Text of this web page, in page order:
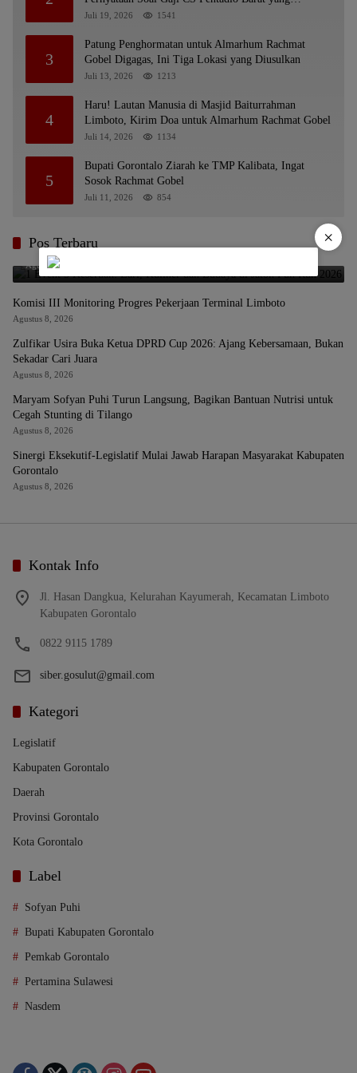
Nunggak
Juli 19, 2026 1541
3
Patung Penghormatan untuk Almarhum Rachmat
Gobel Digagas, Ini Tiga Lokasi yang Diusulkan
Juli 13, 2026 1213
4
Haru! Lautan Manusia di Masjid Baiturrahman
Limboto, Kirim Doa untuk Almarhum Rachmat Gobel
Juli 14, 2026 1134
5
Bupati Gorontalo Ziarah ke TMP Kalibata, Ingat
Sosok Rachmat Gobel
Juli 11, 2026 854
Pos Terbaru
1 Event 3 Keseruan: Lari, Kuliner dan Budaya di Jaton Fun Run
2026
Agustus 9, 2026
Komisi III Monitoring Progres Pekerjaan Terminal Limboto
Agustus 8, 2026
Zulfikar Usira Buka Ketua DPRD Cup 2026: Ajang Kebersamaan, Bukan
Sekadar Cari Juara
Agustus 8, 2026
Maryam Sofyan Puhi Turun Langsung, Bagikan Bantuan Nutrisi untuk
Cegah Stunting di Tilango
Agustus 8, 2026
Sinergi Eksekutif-Legislatif Mulai Jawab Harapan Masyarakat Kabupaten
Gorontalo
Agustus 8, 2026
Kontak Info
Jl. Hasan Dangkua, Kelurahan Kayumerah, Kecamatan Limboto
Kabupaten Gorontalo
0822 9115 1789
siber.gosulut@gmail.com
Kategori
Legislatif
Kabupaten Gorontalo
Daerah
Provinsi Gorontalo
Kota Gorontalo
Label
Sofyan Puhi
Bupati Kabupaten Gorontalo
Pemkab Gorontalo
Pertamina Sulawesi
Nasdem
×